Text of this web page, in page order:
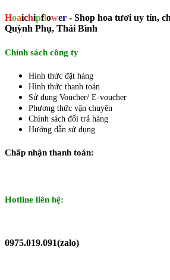
Hoaichipflower - Shop hoa tươi uy tín,
Quỳnh Phụ, Thái Bình
Chính sách công ty
Hình thức đặt hàng
Hình thức thanh toán
Sử dụng Voucher/ E-voucher
Phương thức vận chuyên
Chính sách đổi trả hàng
Hướng dẫn sử dụng
Chấp nhận thanh toán:
Hotline liên hệ:
0975.019.091(zalo)